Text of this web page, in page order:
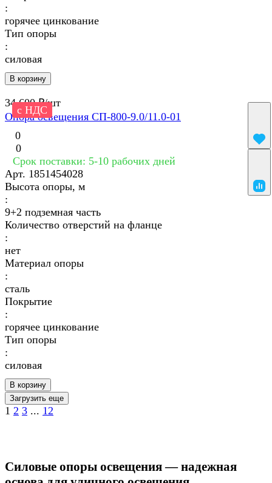
В корзину
:
горячее цинкование
Тип опоры
:
силовая
с НДС
34 600 ₽/шт
Опора освещения СП-800-9.0/11.0-01
0
0
Срок поставки: 5-10 рабочих дней
Арт. 1851454028
В корзину
Высота опоры, м
:
9+2 подземная часть
Количество отверстий на фланце
:
нет
Материал опоры
:
сталь
Покрытие
:
горячее цинкование
Тип опоры
:
силовая
Загрузить еще
1 2 3 ... 12
Силовые опоры освещения — надежная